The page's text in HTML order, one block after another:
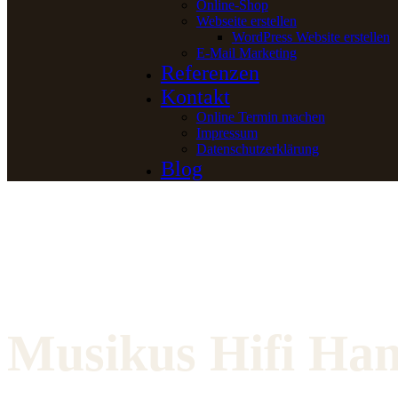
Online-Shop
Webseite erstellen
WordPress Website erstellen
E-Mail Marketing
Referenzen
Kontakt
Online Termin machen
Impressum
Datenschutzerklärung
Blog
Musikus Hifi